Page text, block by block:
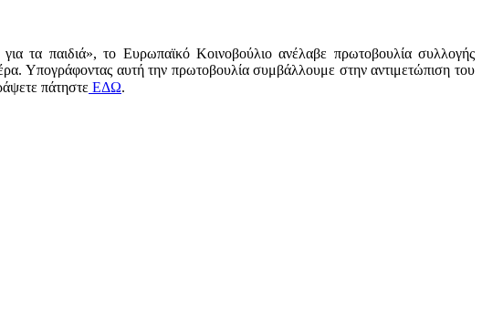
τα παιδιά», το Ευρωπαϊκό Κοινοβούλιο ανέλαβε πρωτοβουλία συλλογής
Υπογράφοντας αυτή την πρωτοβουλία συμβάλλουμε στην αντιμετώπιση του
πάτηστε ΕΔΩ.